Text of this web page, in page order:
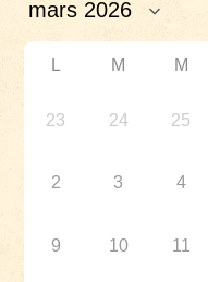
L M M
23 24 25
2 3 4
9 10 11